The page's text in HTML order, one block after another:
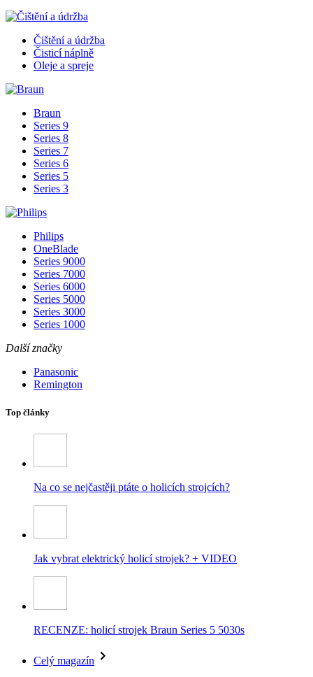
Čištění a údržba
Čisticí náplně
Oleje a spreje
Braun
Series 9
Series 8
Series 7
Series 6
Series 5
Series 3
Philips
OneBlade
Series 9000
Series 7000
Series 6000
Series 5000
Series 3000
Series 1000
Další značky
Panasonic
Remington
Top články
Na co se nejčastěji ptáte o holicích strojcích?
Jak vybrat elektrický holicí strojek? + VIDEO
RECENZE: holicí strojek Braun Series 5 5030s
Celý magazín